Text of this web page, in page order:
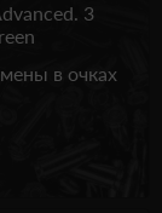
3
в очках